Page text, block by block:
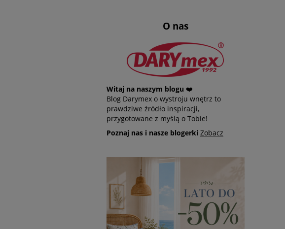
O nas
Witaj na naszym blogu ❤️
Blog Darymex o wystroju wnętrz to
prawdziwe źródło inspiracji,
przygotowane z myślą o Tobie!
Poznaj nas i nasze blogerki Zobacz